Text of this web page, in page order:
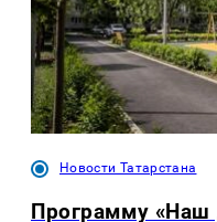
Новости Татарстана
Программу «Наш